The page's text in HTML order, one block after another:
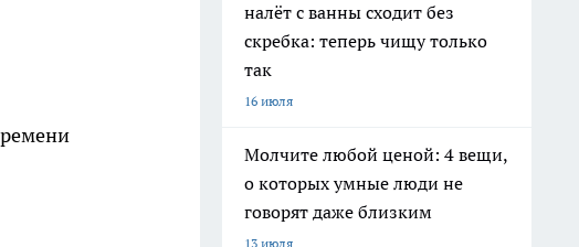
налёт с ванны сходит без
скребка: теперь чищу только
так
16 июля
Молчите любой ценой: 4 вещи,
о которых умные люди не
говорят даже близким
13 июля